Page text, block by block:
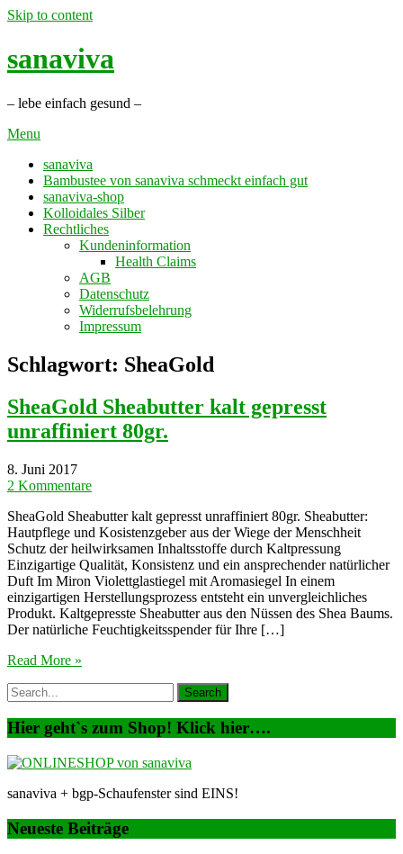
Skip to content
sanaviva
– lebe einfach gesund –
Menu
sanaviva
Bambustee von sanaviva schmeckt einfach gut
sanaviva-shop
Kolloidales Silber
Rechtliches
Kundeninformation
Health Claims
AGB
Datenschutz
Widerrufsbelehrung
Impressum
Schlagwort: SheaGold
SheaGold Sheabutter kalt gepresst
unraffiniert 80gr.
8. Juni 2017
2 Kommentare
SheaGold Sheabutter kalt gepresst unraffiniert 80gr. Sheabutter:
Hautpflege und Kosistenzgeber aus der Wiege der Menschheit
Schutz der heilwirksamen Inhaltsstoffe durch Kaltpressung
Einzigartige Qualität, Konsistenz und ein ansprechender natürlicher
Duft Im Miron Violettglastiegel mit Aromasiegel In einem
einzigartigen Herstellungsprozess entsteht ein unvergleichliches
Produkt. Kaltgepresste Sheabutter aus den Nüssen des Shea Baums.
Der natürliche Feuchtigkeitsspender für Ihre […]
Read More »
Hier geht`s zum Shop! Klick hier….
sanaviva + bgp-Schaufenster sind EINS!
Neueste Beiträge